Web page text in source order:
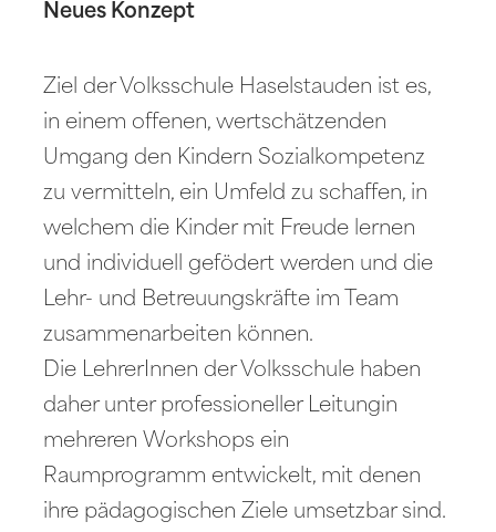
Neues Konzept
Ziel der Volksschule Haselstauden ist es,
in einem offenen, wertschätzenden
Umgang den Kindern Sozialkompetenz
zu vermitteln, ein Umfeld zu schaffen, in
welchem die Kinder mit Freude lernen
und individuell gefödert werden und die
Lehr- und Betreuungskräfte im Team
zusammenarbeiten können.
Die LehrerInnen der Volksschule haben
daher unter professioneller Leitungin
mehreren Workshops ein
Raumprogramm entwickelt, mit denen
ihre pädagogischen Ziele umsetzbar sind.